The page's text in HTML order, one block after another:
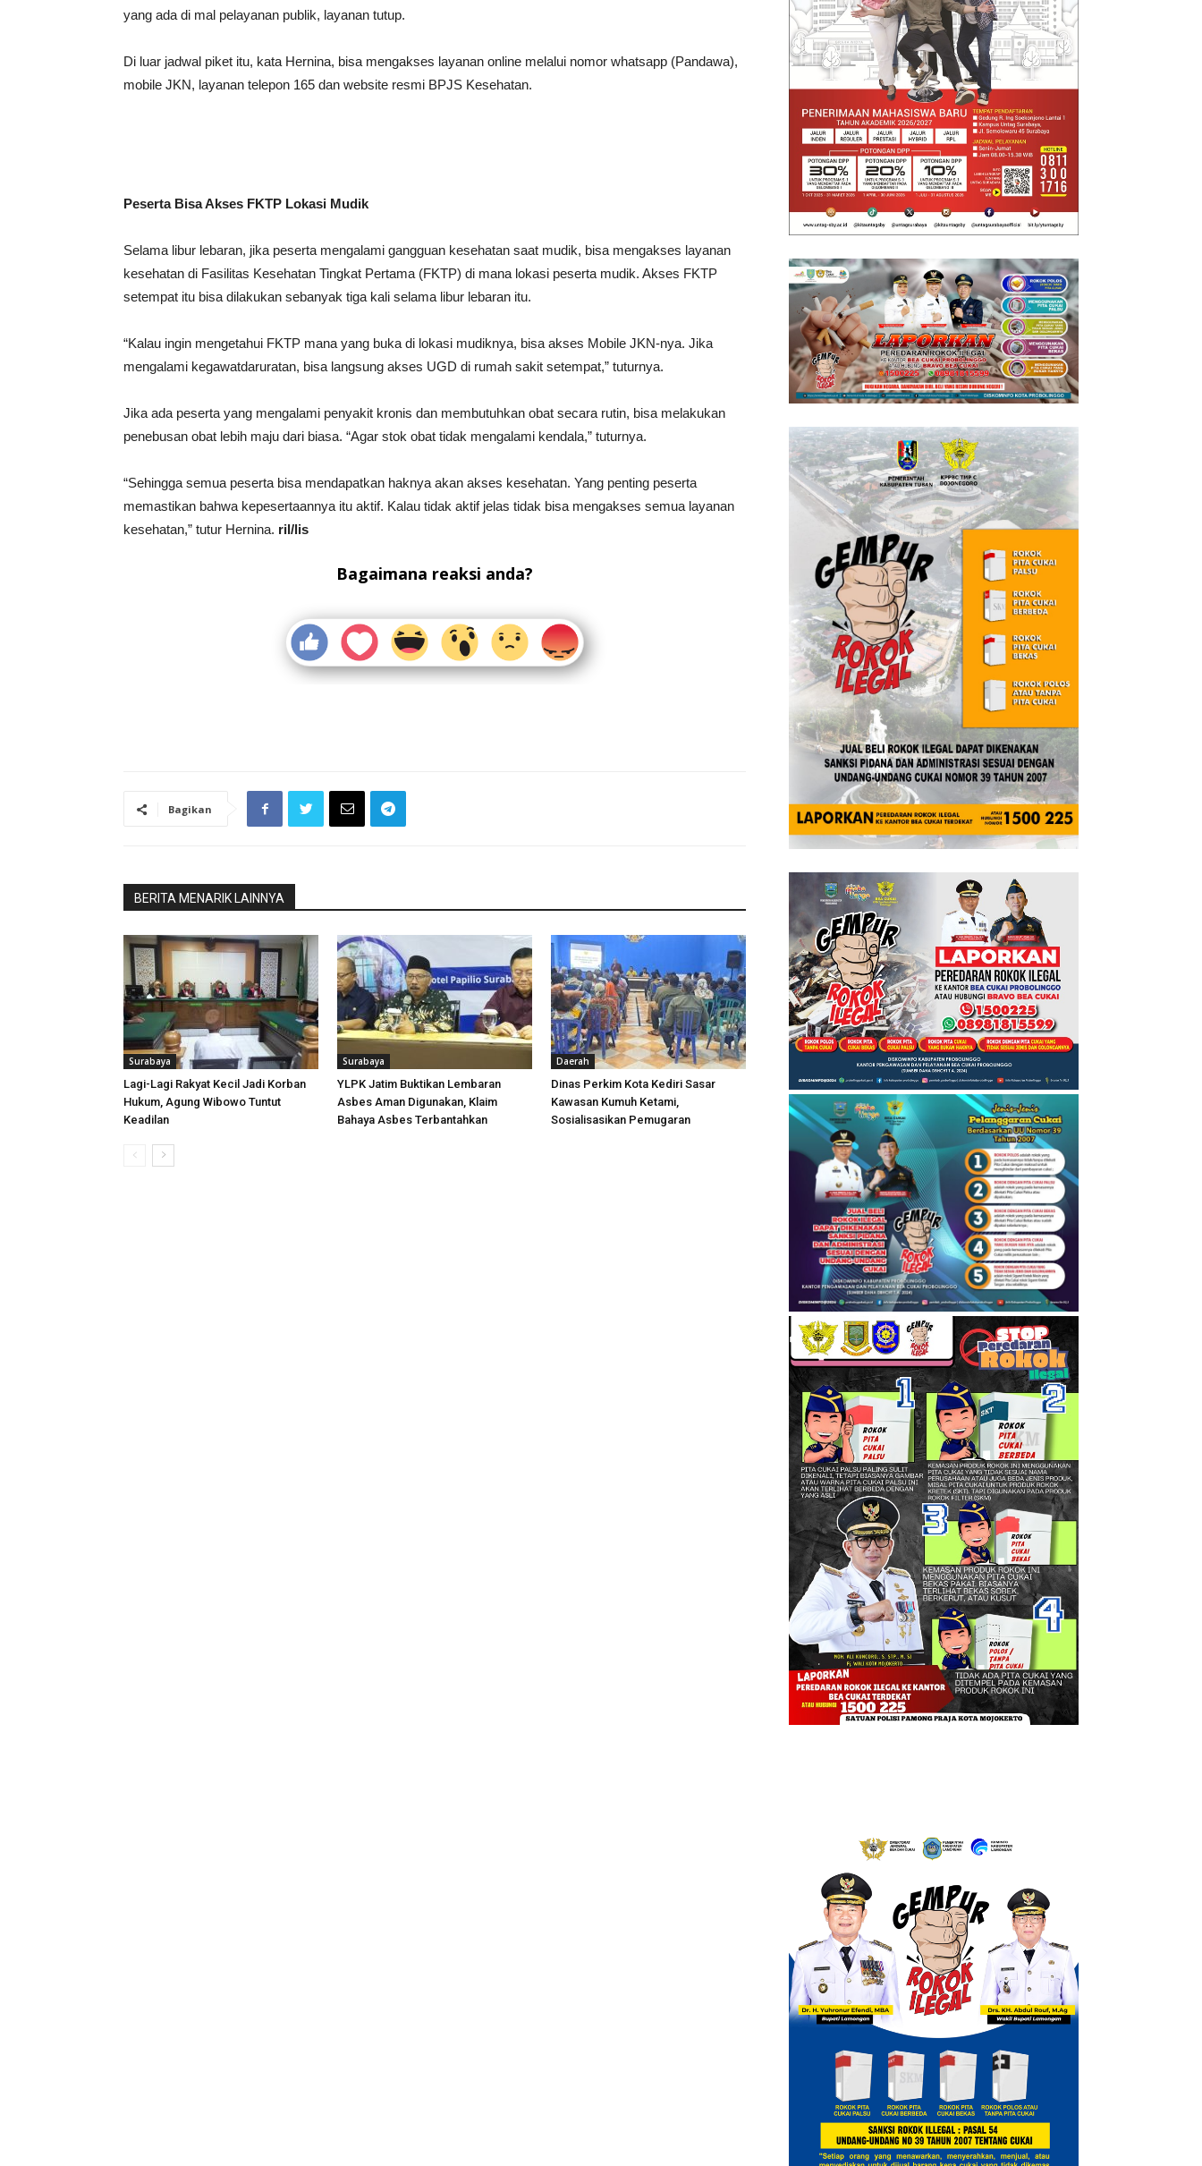
yang ada di mal pelayanan publik, layanan tutup.
Di luar jadwal piket itu, kata Hernina, bisa mengakses layanan online melalui nomor whatsapp (Pandawa),
mobile JKN, layanan telepon 165 dan website resmi BPJS Kesehatan.
Peserta Bisa Akses FKTP Lokasi Mudik
Selama libur lebaran, jika peserta mengalami gangguan kesehatan saat mudik, bisa mengakses layanan
kesehatan di Fasilitas Kesehatan Tingkat Pertama (FKTP) di mana lokasi peserta mudik. Akses FKTP
setempat itu bisa dilakukan sebanyak tiga kali selama libur lebaran itu.
“Kalau ingin mengetahui FKTP mana yang buka di lokasi mudiknya, bisa akses Mobile JKN-nya. Jika
mengalami kegawatdaruratan, bisa langsung akses UGD di rumah sakit setempat,” tuturnya.
Jika ada peserta yang mengalami penyakit kronis dan membutuhkan obat secara rutin, bisa melakukan
penebusan obat lebih maju dari biasa. “Agar stok obat tidak mengalami kendala,” tuturnya.
“Sehingga semua peserta bisa mendapatkan haknya akan akses kesehatan. Yang penting peserta
memastikan bahwa kepesertaannya itu aktif. Kalau tidak aktif jelas tidak bisa mengakses semua layanan
kesehatan,” tutur Hernina. ril/lis
Bagaimana reaksi anda?
Bagikan
BERITA MENARIK LAINNYA
Surabaya
Lagi-Lagi Rakyat Kecil Jadi Korban
Hukum, Agung Wibowo Tuntut
Keadilan
Surabaya
YLPK Jatim Buktikan Lembaran
Asbes Aman Digunakan, Klaim
Bahaya Asbes Terbantahkan
Daerah
Dinas Perkim Kota Kediri Sasar
Kawasan Kumuh Ketami,
Sosialisasikan Pemugaran